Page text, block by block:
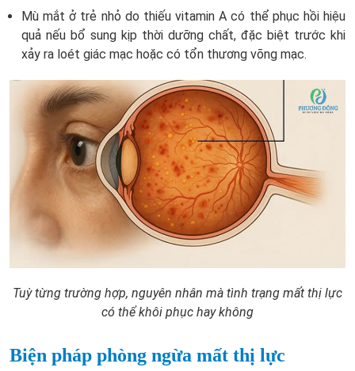
Mù mắt ở trẻ nhỏ do thiếu vitamin A có thể phục hồi hiệu
quả nếu bổ sung kịp thời dưỡng chất, đặc biệt trước khi
xảy ra loét giác mạc hoặc có tổn thương võng mạc.
Tuỳ từng trường hợp, nguyên nhân mà tình trạng mất thị lực
có thể khôi phục hay không
Biện pháp phòng ngừa mất thị lực